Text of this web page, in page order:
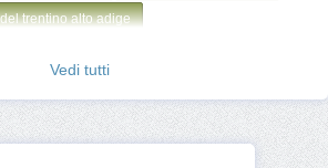
trentino alto adige
Vedi tutti